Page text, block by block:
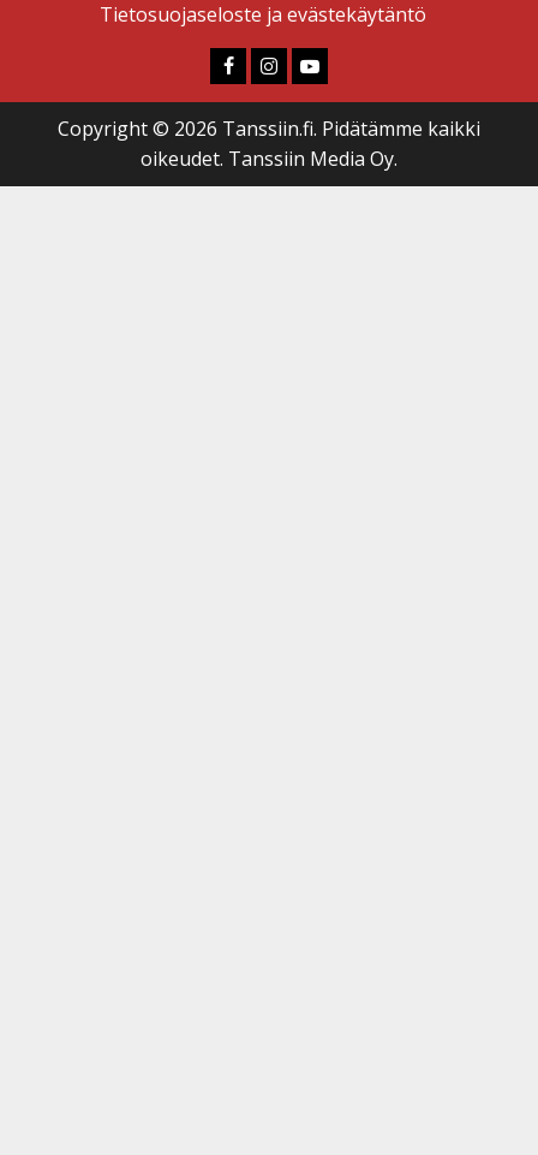
Tietosuojaseloste ja evästekäytäntö
Faceboook
Instagram
Youtube
Copyright © 2026 Tanssiin.fi. Pidätämme kaikki
oikeudet. Tanssiin Media Oy.